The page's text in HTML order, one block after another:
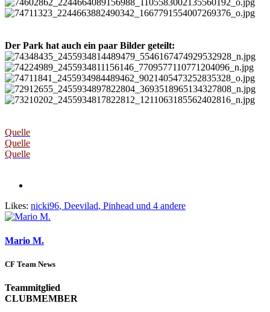
Der Park hat auch ein paar Bilder geteilt:
Quelle
Quelle
Quelle
Likes: nicki96, Deevilad, Pinhead und 4 andere
Mario M.
CF Team News
Teammitglied
CLUBMEMBER